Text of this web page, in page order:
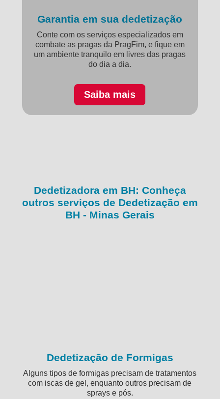
Garantia em sua dedetização
Conte com os serviços especializados em
combate as pragas da PragFim, e fique em
um ambiente tranquilo em livres das pragas
do dia a dia.
Saiba mais
Dedetizadora em BH: Conheça
outros serviços de Dedetização em
BH - Minas Gerais
Dedetização de Formigas
Alguns tipos de formigas precisam de tratamentos
com iscas de gel, enquanto outros precisam de
sprays e pós.